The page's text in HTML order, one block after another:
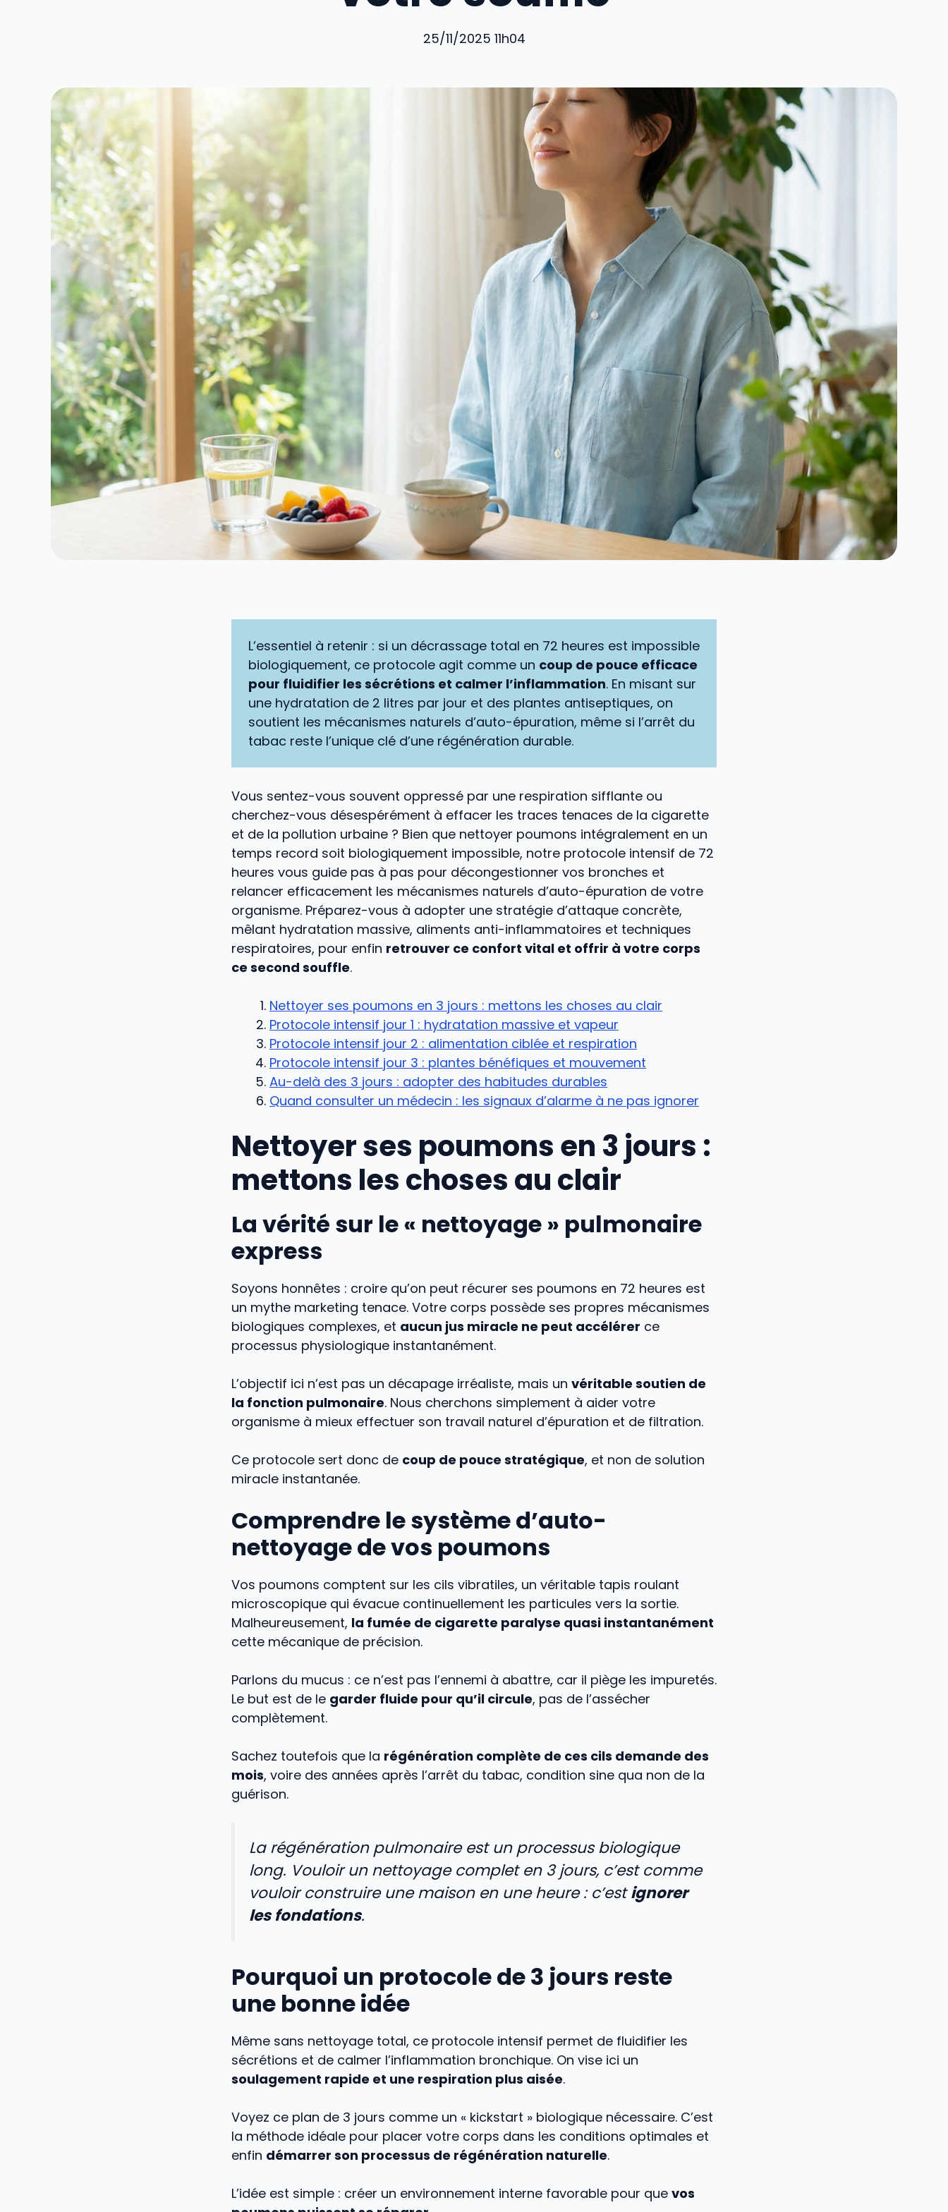
25/11/2025 11h04
L’essentiel à retenir : si un décrassage total en 72 heures est impossible
biologiquement, ce protocole agit comme un coup de pouce efficace
pour fluidifier les sécrétions et calmer l’inflammation. En misant sur
une hydratation de 2 litres par jour et des plantes antiseptiques, on
soutient les mécanismes naturels d’auto-épuration, même si l’arrêt du
tabac reste l’unique clé d’une régénération durable.
Vous sentez-vous souvent oppressé par une respiration sifflante ou
cherchez-vous désespérément à effacer les traces tenaces de la cigarette
et de la pollution urbaine ? Bien que nettoyer poumons intégralement en un
temps record soit biologiquement impossible, notre protocole intensif de 72
heures vous guide pas à pas pour décongestionner vos bronches et
relancer efficacement les mécanismes naturels d’auto-épuration de votre
organisme. Préparez-vous à adopter une stratégie d’attaque concrète,
mêlant hydratation massive, aliments anti-inflammatoires et techniques
respiratoires, pour enfin retrouver ce confort vital et offrir à votre corps
ce second souffle.
Nettoyer ses poumons en 3 jours : mettons les choses au clair
Protocole intensif jour 1 : hydratation massive et vapeur
Protocole intensif jour 2 : alimentation ciblée et respiration
Protocole intensif jour 3 : plantes bénéfiques et mouvement
Au-delà des 3 jours : adopter des habitudes durables
Quand consulter un médecin : les signaux d’alarme à ne pas ignorer
Nettoyer ses poumons en 3 jours :
mettons les choses au clair
La vérité sur le « nettoyage » pulmonaire
express
Soyons honnêtes : croire qu’on peut récurer ses poumons en 72 heures est
un mythe marketing tenace. Votre corps possède ses propres mécanismes
biologiques complexes, et aucun jus miracle ne peut accélérer ce
processus physiologique instantanément.
L’objectif ici n’est pas un décapage irréaliste, mais un véritable soutien de
la fonction pulmonaire. Nous cherchons simplement à aider votre
organisme à mieux effectuer son travail naturel d’épuration et de filtration.
Ce protocole sert donc de coup de pouce stratégique, et non de solution
miracle instantanée.
Comprendre le système d’auto-
nettoyage de vos poumons
Vos poumons comptent sur les cils vibratiles, un véritable tapis roulant
microscopique qui évacue continuellement les particules vers la sortie.
Malheureusement, la fumée de cigarette paralyse quasi instantanément
cette mécanique de précision.
Parlons du mucus : ce n’est pas l’ennemi à abattre, car il piège les impuretés.
Le but est de le garder fluide pour qu’il circule, pas de l’assécher
complètement.
Sachez toutefois que la régénération complète de ces cils demande des
mois, voire des années après l’arrêt du tabac, condition sine qua non de la
guérison.
La régénération pulmonaire est un processus biologique
long. Vouloir un nettoyage complet en 3 jours, c’est comme
vouloir construire une maison en une heure : c’estignorer
les fondations.
Pourquoi un protocole de 3 jours reste
une bonne idée
Même sans nettoyage total, ce protocole intensif permet de fluidifier les
sécrétions et de calmer l’inflammation bronchique. On vise ici un
soulagement rapide et une respiration plus aisée.
Voyez ce plan de 3 jours comme un « kickstart » biologique nécessaire. C’est
la méthode idéale pour placer votre corps dans les conditions optimales et
enfin démarrer son processus de régénération naturelle.
L’idée est simple : créer un environnement interne favorable pour que vos